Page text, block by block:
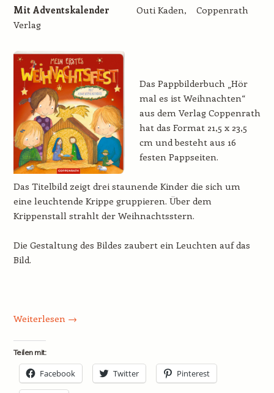
Mit Adventskalender Outi Kaden, Coppenrath
Verlag
Das Pappbilderbuch „Hör
mal es ist Weihnachten“
aus dem Verlag Coppenrath
hat das Format 21,5 x 23,5
cm und besteht aus 16
festen Pappseiten.
Das Titelbild zeigt drei staunende Kinder die sich um
eine leuchtende Krippe gruppieren. Über dem
Krippenstall strahlt der Weihnachtsstern.
Die Gestaltung des Bildes zaubert ein Leuchten auf das
Bild.
Weiterlesen →
Teilen mit:
Facebook Twitter Pinterest